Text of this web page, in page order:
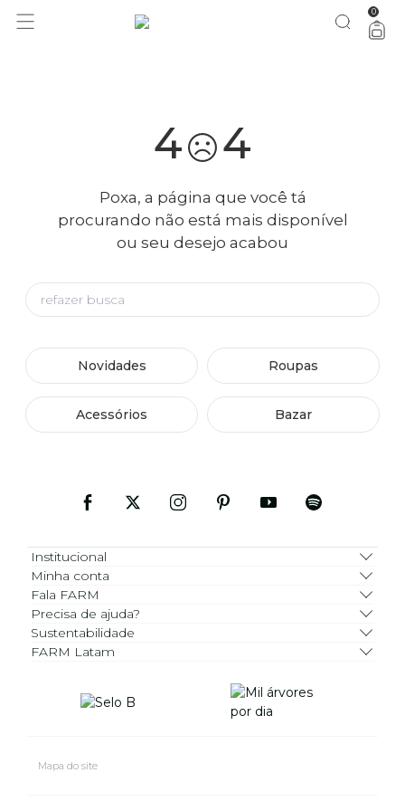
você merece 30% OFF pra comemorar com a gente aproveita! 0
4 4
Poxa, a página que você tá
procurando não está mais disponível
ou seu desejo acabou
Novidades Roupas
Acessórios Bazar
Institucional
Minha conta
Fala FARM
Precisa de ajuda?
Sustentabilidade
FARM Latam
Mapa do site